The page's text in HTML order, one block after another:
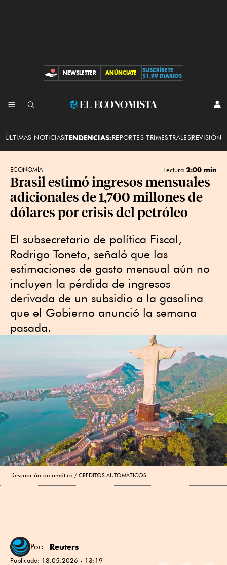
CONTRIBUCIONES
NEWSLETTER ANÚNCIATE
SUSCRÍBETE
$1.99 DIARIOS
El
ÚLTIMAS NOTICIASTENDENCIAS:REPORTES TRIMESTRALESREVISIÓN
ECONOMÍA Lectura 2:00 min
Brasil estimó ingresos ‌mensuales
adicionales de 1,700 millones de
dólares por crisis del petróleo
El subsecretario de política Fiscal,
Rodrigo Toneto, señaló que las
⁠estimaciones de gasto mensual ⁠aún no
incluyen ⁠la pérdida de ‌ingresos
derivada de un subsidio ⁠a la gasolina
que el Gobierno anunció la semana
pasada.
Descripción automática CREDITOS AUTOMÁTICOS
Por: Reuters
Publicado: 18.05.2026 - 13:19